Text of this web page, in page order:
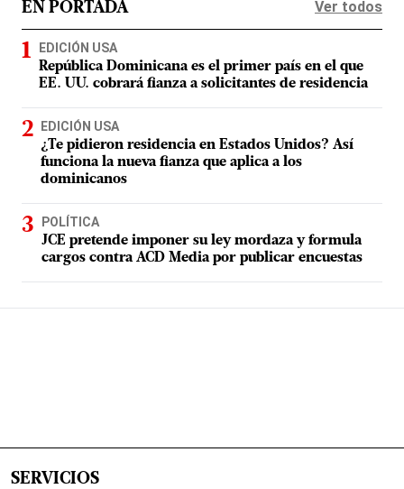
EN PORTADA Ver todos
EDICIÓN USA
República Dominicana es el primer país en el que
EE. UU. cobrará fianza a solicitantes de residencia
EDICIÓN USA
¿Te pidieron residencia en Estados Unidos? Así
funciona la nueva fianza que aplica a los
dominicanos
POLÍTICA
JCE pretende imponer su ley mordaza y formula
cargos contra ACD Media por publicar encuestas
SERVICIOS